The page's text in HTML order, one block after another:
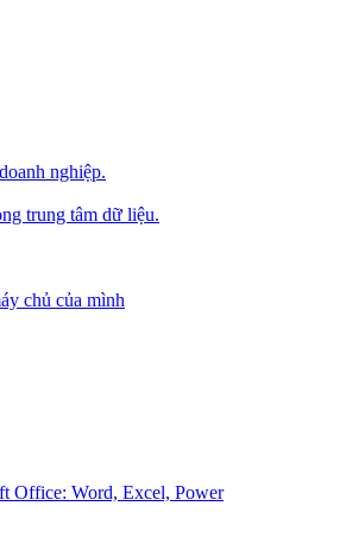
nghiệp.
trung tâm dữ liệu.
chủ của mình
Office: Word, Excel, Power